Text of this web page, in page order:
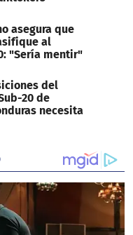
asegura que
al
"Sería mentir"
del
20 de
necesita